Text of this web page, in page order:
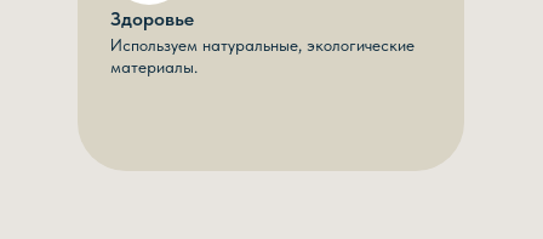
Здоровье
Используем натуральные, экологические
материалы.